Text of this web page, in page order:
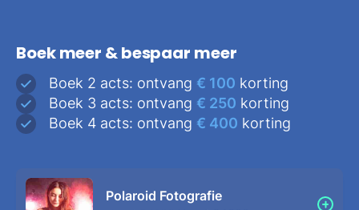
Boek meer & bespaar meer
Boek 2 acts: ontvang € 100 korting
Boek 3 acts: ontvang € 250 korting
Boek 4 acts: ontvang € 400 korting
Polaroid Fotografie